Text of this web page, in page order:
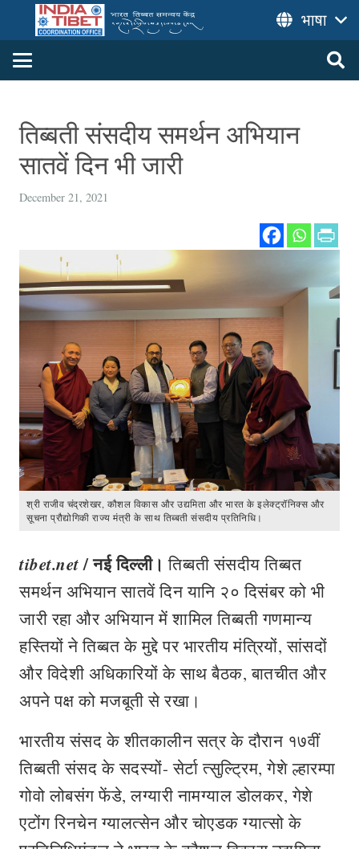
भाषा
तिब्बती संसदीय समर्थन अभियान
सातवें दिन भी जारी
December 21, 2021
श्री राजीव चंद्रशेखर, कौशल विकास और उद्यमिता और भारत के इलेक्ट्रॉनिक्स और
सूचना प्रौद्योगिकी राज्य मंत्री के साथ तिब्बती संसदीय प्रतिनिधि।
tibet.net/ नईदिल्ली। तिब्बती संसदीय तिब्बत
समर्थन अभियान सातवें दिन यानि २० दिसंबर को भी
जारी रहा और अभियान में शामिल तिब्बती गणमान्य
हस्तियों ने तिब्बत के मुद्दे पर भारतीय मंत्रियों, सांसदों
और विदेशी अधिकारियों के साथ बैठक, बातचीत और
अपने पक्ष को मजबूती से रखा।
भारतीय संसद के शीतकालीन सत्र के दौरान १७वीं
तिब्बती संसद के सदस्यों- सेर्टा त्सुल्ट्रिम, गेशे ल्हारम्पा
गोवो लोबसंग फेंडे, लग्यारी नामग्याल डोलकर, गेशे
एटोंग रिनचेन ग्यालत्सेन और चोएडक ग्यात्सो के